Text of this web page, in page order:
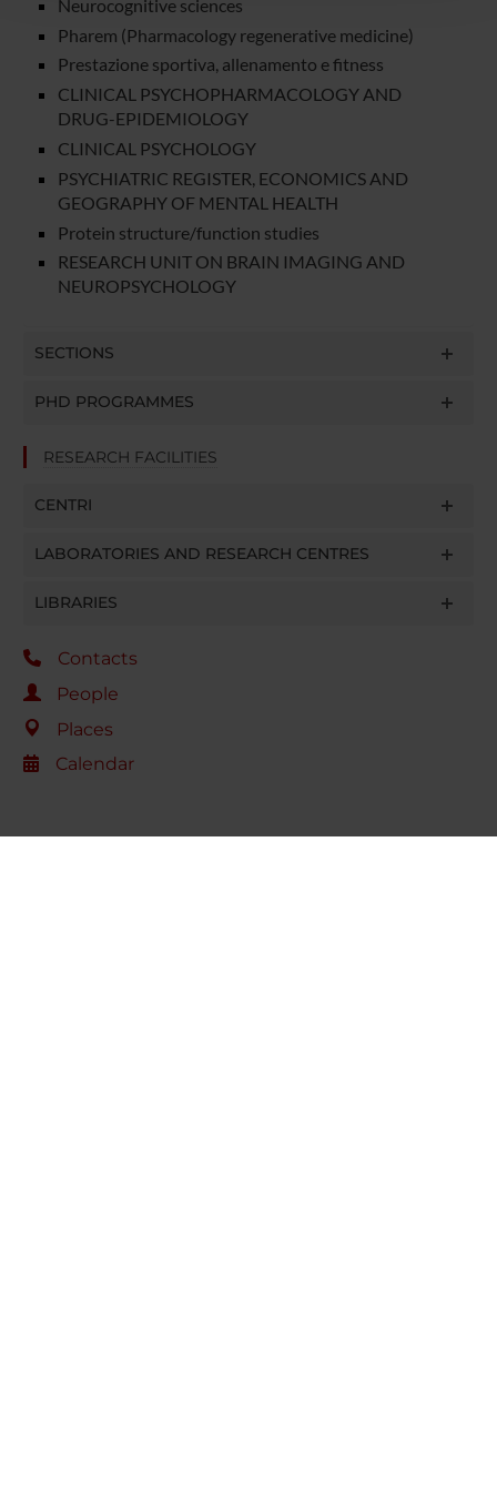
raccolto dal tuo utilizzo dei loro servizi.
Neurocognitive sciences
Pharem (Pharmacology regenerative medicine)
Prestazione sportiva, allenamento e fitness
CLINICAL PSYCHOPHARMACOLOGY AND
DRUG-EPIDEMIOLOGY
CLINICAL PSYCHOLOGY
PSYCHIATRIC REGISTER, ECONOMICS AND
GEOGRAPHY OF MENTAL HEALTH
Protein structure/function studies
RESEARCH UNIT ON BRAIN IMAGING AND
NEUROPSYCHOLOGY
SECTIONS
PHD PROGRAMMES
RESEARCH FACILITIES
CENTRI
LABORATORIES AND RESEARCH CENTRES
LIBRARIES
Contacts
People
Places
Calendar